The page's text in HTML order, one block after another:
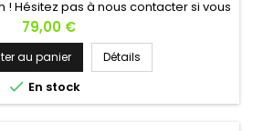
! Hésitez pas à nous contacter si vous
avez une question !
Prix
79,00 €
au panier Détails
 En stock